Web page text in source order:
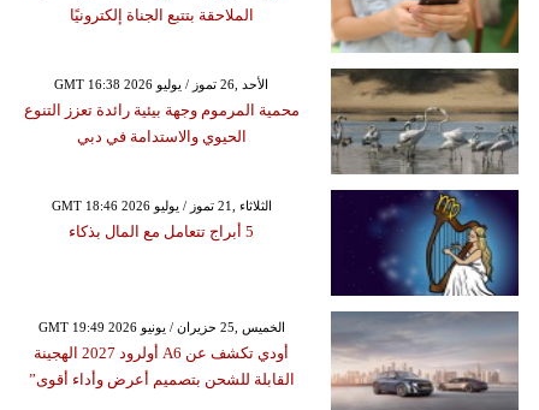
الملاحقة بتتبع الجناة إلكترونيًا
GMT 16:38 2026 الأحد ,26 تموز / يوليو
محمية المرموم وجهة بيئية رائدة تعزز التنوع
الحيوي والاستدامة في دبي
GMT 18:46 2026 الثلاثاء ,21 تموز / يوليو
5 أبراج تتعامل مع المال بذكاء
GMT 19:49 2026 الخميس ,25 حزيران / يونيو
أودي تكشف عن A6 أولرود 2027 الهجينة
القابلة للشحن بتصميم أعرض وأداء أقوى”